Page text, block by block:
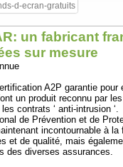
d-ecran-gratuits
un fabricant
sur mesure
A2P garantie pour
un produit reconnu par
contrats ‘ anti-intrusion ‘.
de Prévention et de
incontournable à la
et de qualité, mais
des diverses assurances.